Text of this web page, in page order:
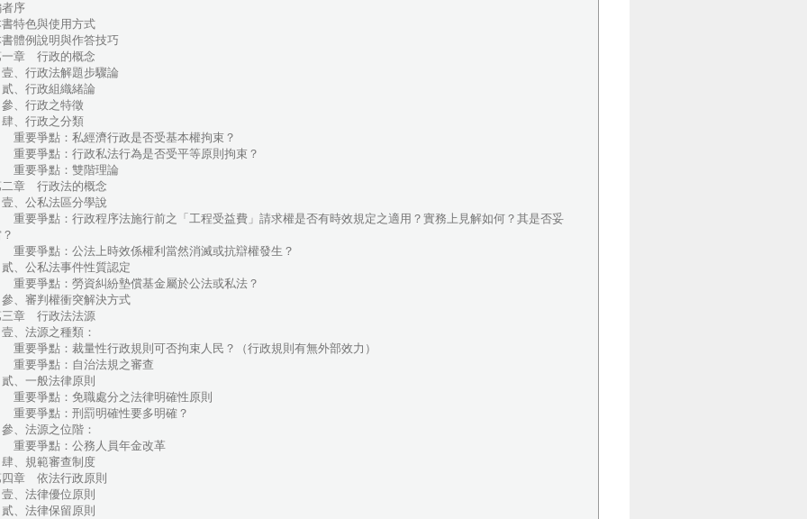
序
特色與使用方式
體例說明與作答技巧
一章 行政的概念
、行政法解題步驟論
、行政組織緒論
、行政之特徵
、行政之分類
要爭點：私經濟行政是否受基本權拘束？
要爭點：行政私法行為是否受平等原則拘束？
要爭點：雙階理論
二章 行政法的概念
、公私法區分學說
要爭點：行政程序法施行前之「工程受益費」請求權是否有時效規定之適用？實務上見解如何？其是否妥
要爭點：公法上時效係權利當然消滅或抗辯權發生？
、公私法事件性質認定
要爭點：勞資糾紛墊償基金屬於公法或私法？
、審判權衝突解決方式
三章 行政法法源
、法源之種類：
要爭點：裁量性行政規則可否拘束人民？（行政規則有無外部效力）
要爭點：自治法規之審查
、一般法律原則
要爭點：免職處分之法律明確性原則
要爭點：刑罰明確性要多明確？
、法源之位階：
要爭點：公務人員年金改革
、規範審查制度
四章 依法行政原則
、法律優位原則
、法律保留原則